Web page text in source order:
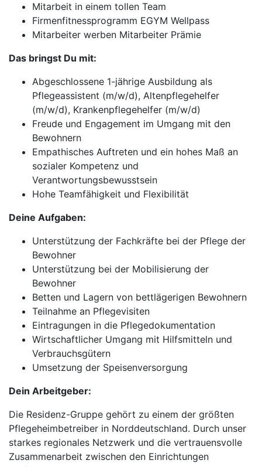
Mitarbeit in einem tollen Team
Firmenfitnessprogramm EGYM Wellpass
Mitarbeiter werben Mitarbeiter Prämie
Das bringst Du mit:
Abgeschlossene 1-jährige Ausbildung als
Pflegeassistent (m/w/d), Altenpflegehelfer
(m/w/d), Krankenpflegehelfer (m/w/d)
Freude und Engagement im Umgang mit den
Bewohnern
Empathisches Auftreten und ein hohes Maß an
sozialer Kompetenz und
Verantwortungsbewusstsein
Hohe Teamfähigkeit und Flexibilität
Deine Aufgaben:
Unterstützung der Fachkräfte bei der Pflege der
Bewohner
Unterstützung bei der Mobilisierung der
Bewohner
Betten und Lagern von bettlägerigen Bewohnern
Teilnahme an Pflegevisiten
Eintragungen in die Pflegedokumentation
Wirtschaftlicher Umgang mit Hilfsmitteln und
Verbrauchsgütern
Umsetzung der Speisenversorgung
Dein Arbeitgeber:
Die Residenz-Gruppe gehört zu einem der größten
Pflegeheimbetreiber in Norddeutschland. Durch unser
starkes regionales Netzwerk und die vertrauensvolle
Zusammenarbeit zwischen den Einrichtungen